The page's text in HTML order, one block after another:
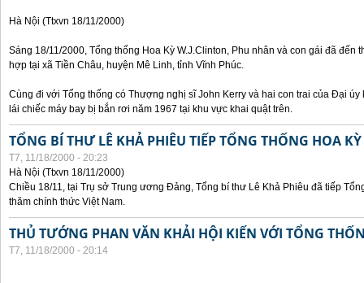
Hà Nội (Ttxvn 18/11/2000)
Sáng 18/11/2000, Tổng thống Hoa Kỳ W.J.Clinton, Phu nhân và con gái đã đến
hợp tại xã Tiền Châu, huyện Mê Linh, tỉnh Vĩnh Phúc.
Cùng đi với Tổng thống có Thượng nghị sĩ John Kerry và hai con trai của Đại
lái chiếc máy bay bị bắn rơi năm 1967 tại khu vực khai quật trên.
TỔNG BÍ THƯ LÊ KHẢ PHIÊU TIẾP TỔNG THỐNG HOA
T7, 11/18/2000 - 20:23
Hà Nội (Ttxvn 18/11/2000)
Chiều 18/11, tại Trụ sở Trung ương Đảng, Tổng bí thư Lê Khả Phiêu đã tiếp
thăm chính thức Việt Nam.
THỦ TƯỚNG PHAN VĂN KHẢI HỘI KIẾN VỚI TỔNG
T7, 11/18/2000 - 20:14